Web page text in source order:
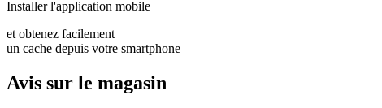
Installer l'application mobile
et obtenez facilement
un cache depuis votre smartphone
Avis sur le magasin